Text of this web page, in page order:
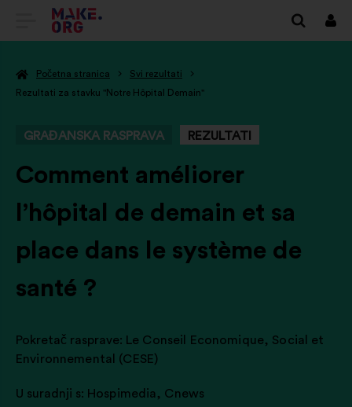
IDI
POČETNU
PLATFORME
MAKE.ORG
Početna stranica
Svi rezultati
Rezultati za stavku "Notre Hôpital Demain"
GRAĐANSKA RASPRAVA REZULTATI
-
Comment améliorer
l’hôpital de demain et sa
place dans le système de
santé ?
Pokretač rasprave:
Le Conseil Economique, Social et
Environnemental (CESE)
U suradnji s: Hospimedia, Cnews